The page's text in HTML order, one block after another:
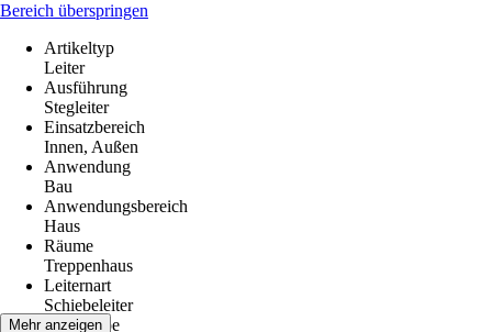
Bereich überspringen
Artikeltyp
Leiter
Ausführung
Stegleiter
Einsatzbereich
Innen, Außen
Anwendung
Bau
Anwendungsbereich
Haus
Räume
Treppenhaus
Leiternart
Schiebeleiter
Zielgruppe
Mehr anzeigen